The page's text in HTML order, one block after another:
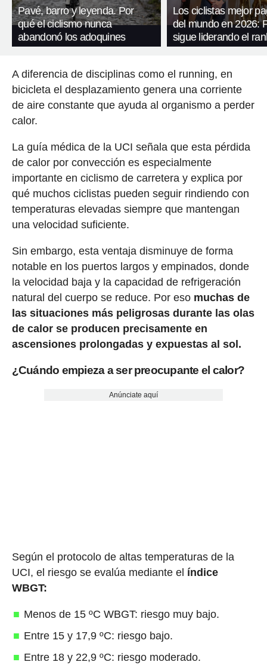
Pavé, barro y leyenda. Por
qué el ciclismo nunca
abandonó los adoquines
Los ciclistas mejor
del mundo en 2026:
sigue liderando el
A diferencia de disciplinas como el running, en
bicicleta el desplazamiento genera una corriente
de aire constante que ayuda al organismo a perder
calor.
La guía médica de la UCI señala que esta pérdida
de calor por convección es especialmente
importante en ciclismo de carretera y explica por
qué muchos ciclistas pueden seguir rindiendo con
temperaturas elevadas siempre que mantengan
una velocidad suficiente.
Sin embargo, esta ventaja disminuye de forma
notable en los puertos largos y empinados, donde
la velocidad baja y la capacidad de refrigeración
natural del cuerpo se reduce. Por esomuchas de
las situaciones más peligrosas durante las olas
de calor se producen precisamente en
ascensiones prolongadas y expuestas al sol.
¿Cuándo empieza a ser preocupante el calor?
Anúnciate aquí
Según el protocolo de altas temperaturas de la
UCI, el riesgo se evalúa mediante el índice
WBGT:
Menos de 15 ºC WBGT: riesgo muy bajo.
Entre 15 y 17,9 ºC: riesgo bajo.
Entre 18 y 22,9 ºC: riesgo moderado.